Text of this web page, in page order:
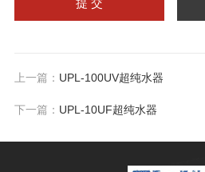
上一篇： UPL-100UV超纯水器
下一篇： UPL-10UF超纯水器